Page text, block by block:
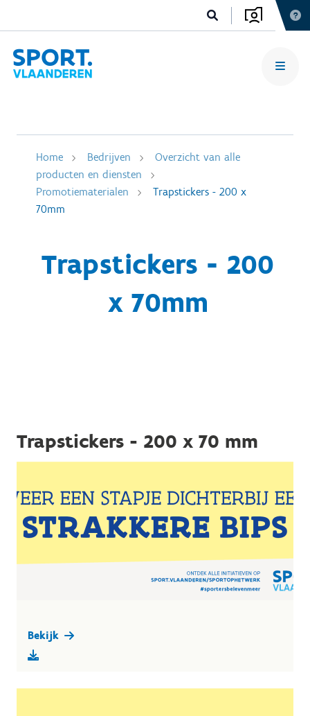
Home Bedrijven
Overzicht van alle
producten en diensten
Promotiematerialen
Trapstickers - 200 x
70mm
Trapstickers - 200
x 70mm
Trapstickers - 200 x 70 mm
Bekijk